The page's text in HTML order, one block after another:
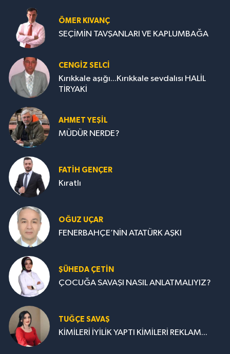
ÖMER KIVANÇ
SEÇİMİN TAVŞANLARI VE KAPLUMBAĞA
CENGİZ SELCİ
Kırıkkale aşığı...Kırıkkale sevdalısı HALİL
TİRYAKİ
AHMET YEŞİL
MÜDÜR NERDE?
FATIH GENÇER
Kıratlı
OĞUZ UÇAR
FENERBAHÇE’NİN ATATÜRK AŞKI
ŞÜHEDA ÇETİN
ÇOCUĞA SAVAŞI NASIL ANLATMALIYIZ?
TUĞÇE SAVAŞ
KİMİLERİ İYİLİK YAPTI KİMİLERİ REKLAM...